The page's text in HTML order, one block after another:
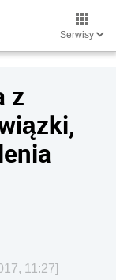
Serwisy
z
11:27]